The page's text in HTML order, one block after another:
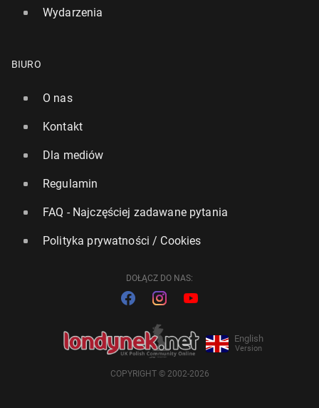
Wydarzenia
BIURO
O nas
Kontakt
Dla mediów
Regulamin
FAQ - Najczęściej zadawane pytania
Polityka prywatności / Cookies
DOŁĄCZ DO NAS:
English
Version
COPYRIGHT © 2002-2026